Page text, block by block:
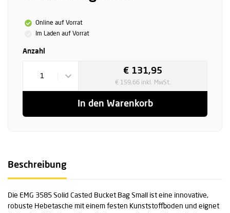
Online auf Vorrat
Im Laden auf Vorrat
Anzahl
1
€ 131,95
€ 159,66 inkl. MwSt.
In den Warenkorb
Beschreibung
Die EMG 3585 Solid Casted Bucket Bag Small ist eine innovative,
robuste Hebetasche mit einem festen Kunststoffboden und eignet